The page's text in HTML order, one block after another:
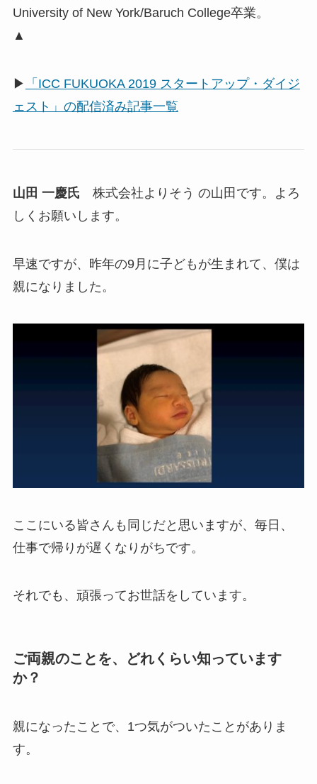
University of New York/Baruch College卒業。
▲
▶
「ICC FUKUOKA 2019 スタートアップ・ダイジ
ェスト」の配信済み記事一覧
山田 一慶氏 株式会社よりそう の山田です。よろ
しくお願いします。
早速ですが、昨年の9月に子どもが生まれて、僕は
親になりました。
ここにいる皆さんも同じだと思いますが、毎日、
仕事で帰りが遅くなりがちです。
それでも、頑張ってお世話をしています。
ご両親のことを、どれくらい知っています
か？
親になったことで、1つ気がついたことがありま
す。